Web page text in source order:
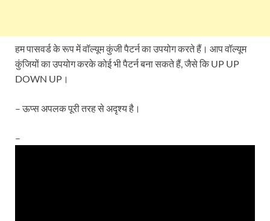
हम पासवर्ड के रूप में वॉल्यूम कुंजी पैटर्न का उपयोग करते हैं। आप वॉल्यूम
कुंजियों का उपयोग करके कोई भी पैटर्न बना सकते हैं, जैसे कि UP UP
DOWN UP।
– ऊप्स अपलक पूरी तरह से अदृश्य है।
–